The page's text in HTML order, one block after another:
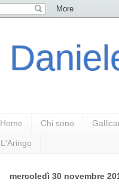
Home Chi sono
L'Aringo
mercoledì 30 novembre